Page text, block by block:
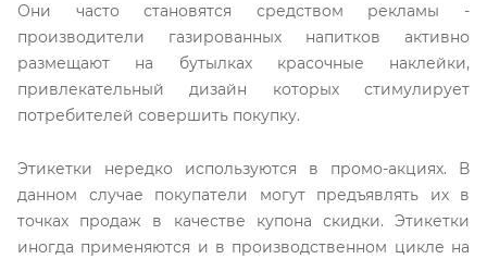
Они часто становятся средством рекламы -
производители газированных напитков активно
размещают на бутылках красочные наклейки,
привлекательный дизайн которых стимулирует
потребителей совершить покупку.
Этикетки нередко используются в промо-акциях. В
данном случае покупатели могут предъявлять их в
точках продаж в качестве купона скидки. Этикетки
иногда применяются и в производственном цикле на